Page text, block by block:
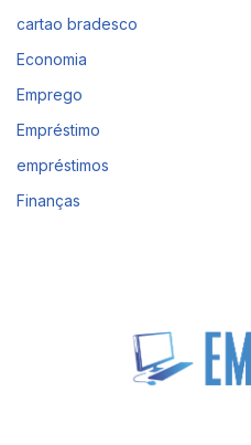
cartao bradesco
Economia
Emprego
Empréstimo
empréstimos
Finanças